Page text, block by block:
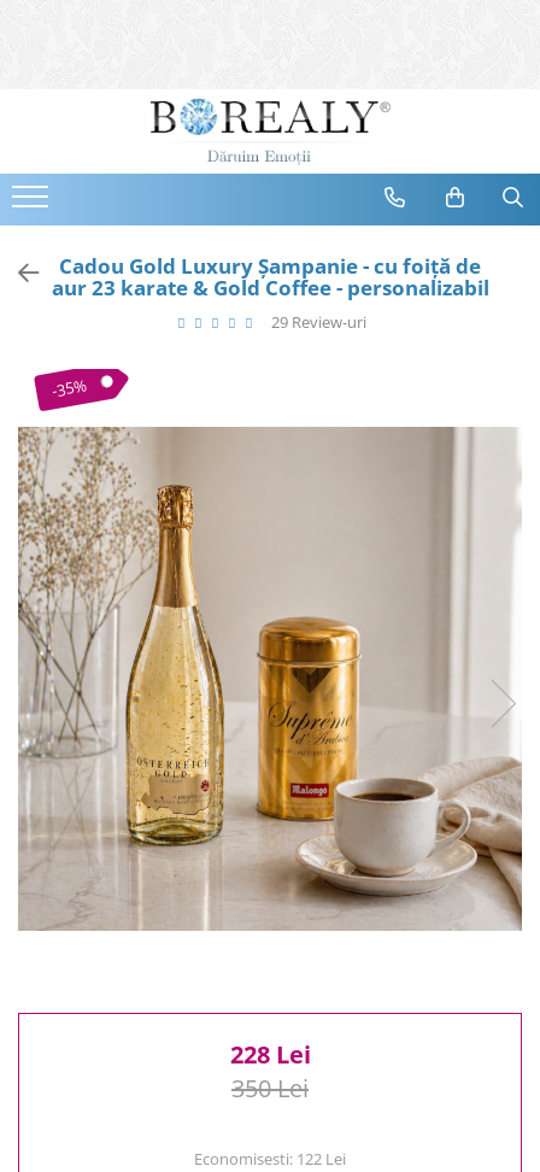
Bijuterii
Cercei
Bratari
Coliere
Seturi
Destinatari
Bijuterii Femei
Bijuterii Copii
Bijuterii Mirese
Selectii
Reduceri
Cele mai noi
Cele mai vandute
Cele mai votate
Cu video
Pret
0 Lei - 100 Lei
100 Lei - 200 Lei
200 Lei - 300 Lei
300 Lei - 500 Lei
500 Lei - 1000 Lei
1000 Lei +
Cadou Gold Luxury Şampanie - cu foiţă de
aur 23 karate & Gold Coffee - personalizabil
29 Review-uri
-35%
228 Lei
350 Lei
Economisesti: 122 Lei